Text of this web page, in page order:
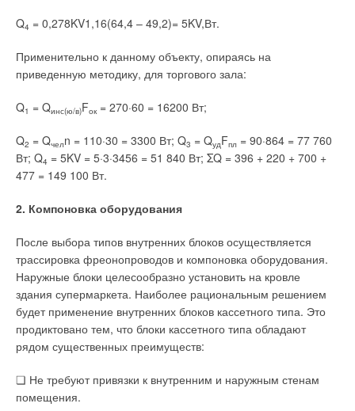
Q4 = 0,278KV1,16(64,4 – 49,2)= 5KV,Вт.
Применительно к данному объекту, опираясь на
приведенную методику, для торгового зала:
Q1 = Qинс(ю/в)Fок = 270·60 = 16200 Вт;
Q2 = Qчелn = 110·30 = 3300 Вт; Q3 = QудFпл = 90·864 = 77 760
Вт; Q4 = 5KV = 5·3·3456 = 51 840 Вт; ΣQ = 396 + 220 + 700 +
477 = 149 100 Вт.
2. Компоновка оборудования
После выбора типов внутренних блоков осуществляется
трассировка фреонопроводов и компоновка оборудования.
Наружные блоки целесообразно установить на кровле
здания супермаркета. Наиболее рациональным решением
будет применение внутренних блоков кассетного типа. Это
продиктовано тем, что блоки кассетного типа обладают
рядом существенных преимуществ:
❏ Не требуют привязки к внутренним и наружным стенам
помещения.
Ваше имя *
Комментарии
В этой теме еще нет комментариев
Добавить комментарий
Ваше имя *
Ваш E-mail *
Текст комментария